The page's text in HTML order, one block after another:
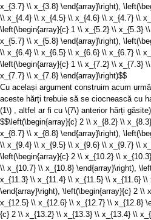
x_{3.7} \\ x_{3.8} \end{array}\right),
\\ x_{4.4} \\ x_{4.5} \\ x_{4.6} \\ x_{4.7} \\
\left(\begin{array}{c} 1 \\ x_{5.2} \\ x_{5.3}
x_{5.7} \\ x_{5.8} \end{array}\right),
\\ x_{6.4} \\ x_{6.5} \\ x_{6.6} \\ x_{6.7} \\
\left(\begin{array}{c} 1 \\ x_{7.2} \\ x_{7.3}
x_{7.7} \\ x_{7.8} \end{array}\right)$$
Cu același argument construim acum
aceste hărți trebuie să se ciocnească cu
(1\) , altfel ar fi cu \(7\) anterior hărți
$$\left(\begin{array}{c} 2 \\ x_{8.2} \\
x_{8.7} \\ x_{8.8} \end{array}\right),
\\ x_{9.4} \\ x_{9.5} \\ x_{9.6} \\ x_{9.7} \\
\left(\begin{array}{c} 2 \\ x_{10.2} \\
\\ x_{10.7} \\ x_{10.8} \end{array}\right),
x_{11.3} \\ x_{11.4} \\ x_{11.5} \\ x_{11.6} \\
\end{array}\right), \left(\begin{array}{c} 2 \\
x_{12.5} \\ x_{12.6} \\ x_{12.7} \\ x_{12.8}
{c} 2 \\ x_{13.2} \\ x_{13.3} \\ x_{13.4} \\